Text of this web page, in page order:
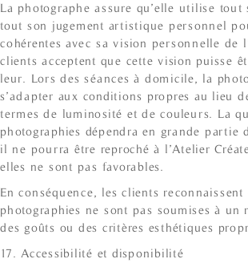
La photographe assure qu’elle utilise
tout son jugement artistique personnel
cohérentes avec sa vision personnelle de
clients acceptent que cette vision puisse
leur. Lors des séances à domicile, la
s’adapter aux conditions propres au lieu
termes de luminosité et de couleurs. La
photographies dépendra en grande partie
il ne pourra être reproché à l’Atelier
elles ne sont pas favorables.
En conséquence, les clients reconnaissent
photographies ne sont pas soumises à un
des goûts ou des critères esthétiques
17. Accessibilité et disponibilité